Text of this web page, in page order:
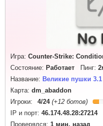
Игра: Counter-Strike:
Состояние: Работает Пинг:
Название: Великие пушки
Карта: dm_abaddon
Игроки:
4/24 (+12 ботов)
IP и порт: 46.174.48.28:27214
Проверялся: 1 мин. назад